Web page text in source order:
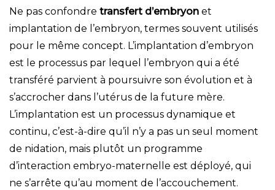
Ne pas confondre transfert d’embryon et
implantation de l’embryon, termes souvent utilisés
pour le même concept. L’implantation d’embryon
est le processus par lequel l’embryon qui a été
transféré parvient à poursuivre son évolution et à
s’accrocher dans l’utérus de la future mère.
L’implantation est un processus dynamique et
continu, c’est-à-dire qu’il n’y a pas un seul moment
de nidation, mais plutôt un programme
d’interaction embryo-maternelle est déployé, qui
ne s’arrête qu’au moment de l’accouchement.